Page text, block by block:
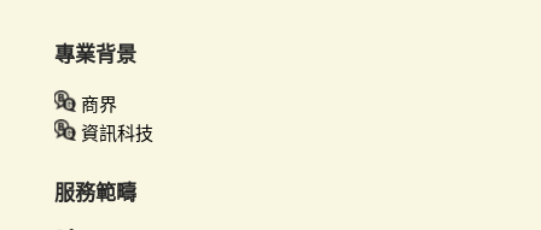
專業背景
商界
資訊科技
服務範疇